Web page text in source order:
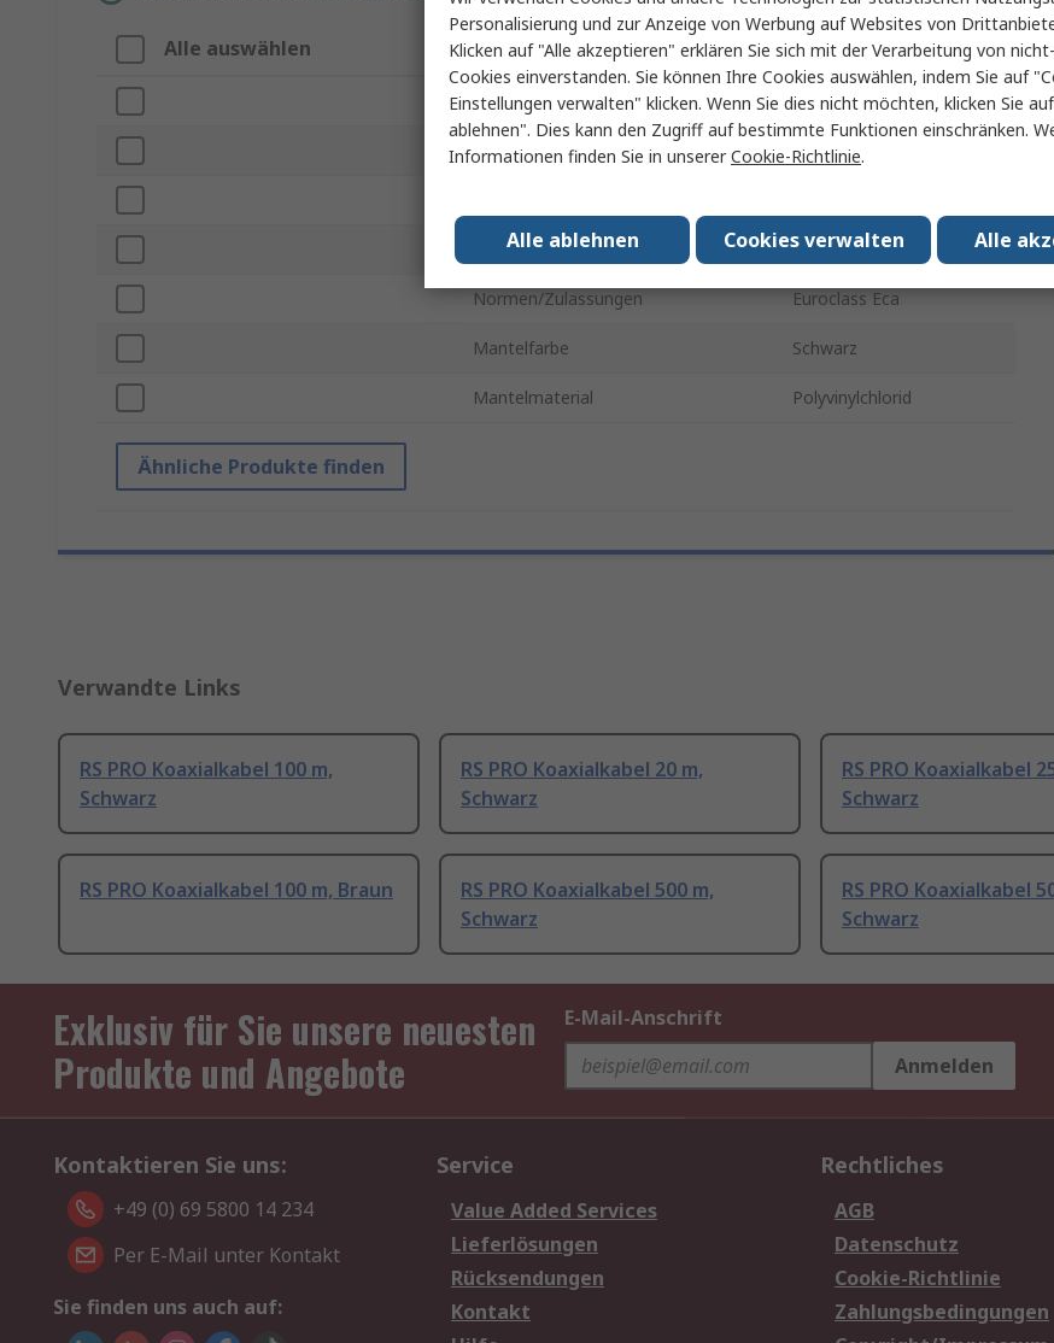
Alle auswählen Eigenschaft Wert
Marke RS PRO
Produkt Typ Koaxialkabel
Kabellänge 100m
Normen/Zulassungen Euroclass Eca
Mantelfarbe Schwarz
Mantelmaterial Polyvinylchlorid
Ähnliche Produkte finden
Verwandte Links
RS PRO Koaxialkabel 100 m,
Schwarz
RS PRO Koaxialkabel 20 m,
Schwarz
RS PRO Koaxialkabel
Schwarz
RS PRO Koaxialkabel 100 m, Braun
RS PRO Koaxialkabel 500 m,
Schwarz
RS PRO Koaxialkabel
Schwarz
Exklusiv für Sie unsere neuesten
Produkte und Angebote
E-Mail-Anschrift
Anmelden
Kontaktieren Sie uns:
+49 (0) 69 5800 14 234
Per E-Mail unter Kontakt
Sie finden uns auch auf:
Service
Value Added Services
Lieferlösungen
Rücksendungen
Kontakt
Rechtliches
AGB
Datenschutz
Cookie-Richtlinie
Zahlungsbedingungen
Personalisierung und zur Anzeige von Werbung auf Websites von
Klicken auf "Alle akzeptieren" erklären Sie sich mit der Verarbeitung von
Cookies einverstanden. Sie können Ihre Cookies auswählen, indem Sie auf
Einstellungen verwalten" klicken. Wenn Sie dies nicht möchten, klicken Sie
ablehnen". Dies kann den Zugriff auf bestimmte Funktionen einschränken.
Informationen finden Sie in unsererCookie-Richtlinie.
Alle
Cookies verwalten
Alle ablehnen